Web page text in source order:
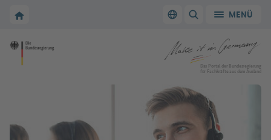
Zur Startseite von Make it in Germany Sprache wechseln
SUCHE ANZEIGEN/
MENÜ
Zur Startseite von Make it in GermanyDas Portal der Bundesregierung
für Fachkräfte aus dem Ausland